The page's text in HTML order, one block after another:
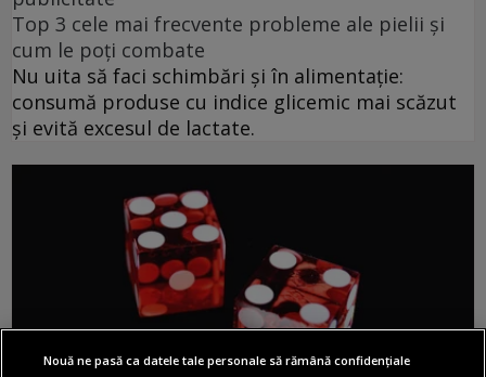
Top 3 cele mai frecvente probleme ale pielii și
cum le poți combate
Nu uita să faci schimbări și în alimentație:
consumă produse cu indice glicemic mai scăzut
și evită excesul de lactate.
Nouă ne pasă ca datele tale personale să rămână confidențiale